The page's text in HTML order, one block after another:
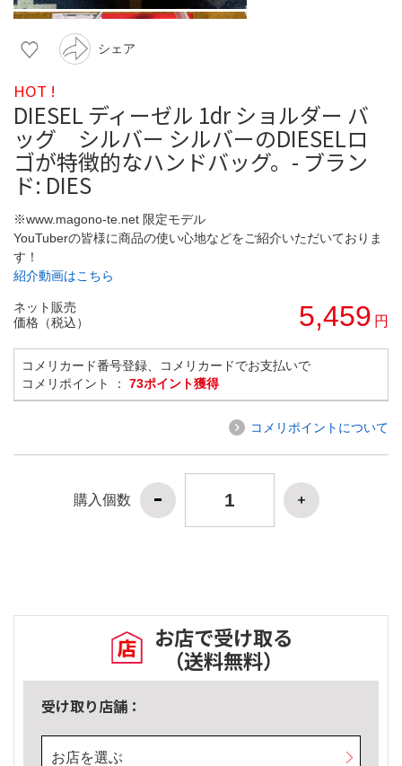
シェア
HOT !
DIESEL ディーゼル 1dr ショルダー バ
ッグ シルバー シルバーのDIESELロ
ゴが特徴的なハンドバッグ。- ブラン
ド: DIES
※www.magono-te.net 限定モデル
YouTuberの皆様に商品の使い心地などをご紹介いただいておりま
す！
紹介動画はこちら
ネット販売
価格（税込）
5,459 円
コメリカード番号登録、コメリカードでお支払いで
コメリポイント ： 73ポイント獲得
コメリポイントについて
購入個数
お店で受け取る
（送料無料）
受け取り店舗：
お店を選ぶ